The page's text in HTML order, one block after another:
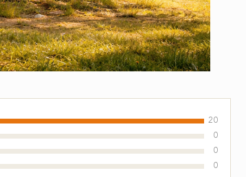
20
0
0
0